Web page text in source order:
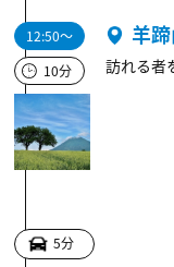
12:50～
10分
羊
訪れる者
5分